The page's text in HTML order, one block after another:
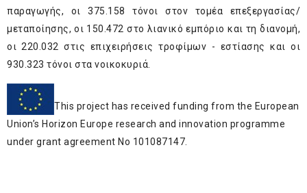
παραγωγής, οι 375.158 τόνοι στον τομέα επεξεργασίας/
μεταποίησης, οι 150.472 στο λιανικό εμπόριο και τη διανομή,
οι 220.032 στις επιχειρήσεις τροφίμων - εστίασης και οι
930.323 τόνοι στα νοικοκυριά.
This project has received funding from the European
Union’s Horizon Europe research and innovation programme
under grant agreement No 101087147.